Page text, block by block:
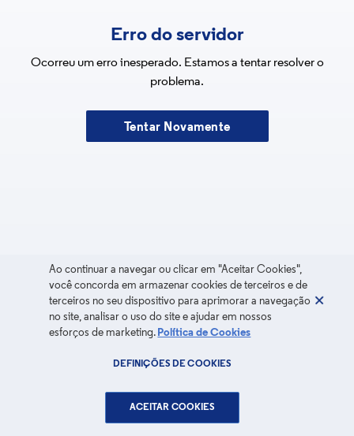
Erro do servidor
Ocorreu um erro inesperado. Estamos a tentar resolver o
problema.
Tentar Novamente
Ao continuar a navegar ou clicar em "Aceitar Cookies",
você concorda em armazenar cookies de terceiros e de
terceiros no seu dispositivo para aprimorar a navegação
no site, analisar o uso do site e ajudar em nossos
esforços de marketing. Política de Cookies
DEFINIÇÕES DE COOKIES
ACEITAR COOKIES